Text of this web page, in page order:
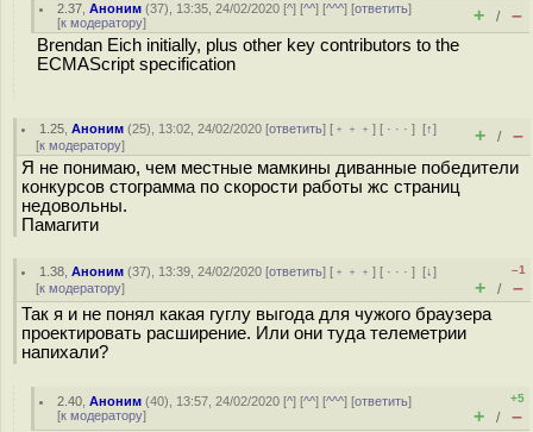
2.37 ,Аноним (37), 13:35, 24/02/2020 [^] [^^] [^^^] [ответить]
[к модератору] + / –
Brendan Eich initially, plus other key contributors to the
ECMAScript specification
1.25 ,Аноним (25), 13:02, 24/02/2020 [ответить] [ ﹢﹢﹢] [ · · ·][↑]
[к модератору] + / –
Я не понимаю, чем местные мамкины диванные победители
конкурсов стограмма по скорости работы жс страниц
недовольны.
Памагити
1.38 ,Аноним (37), 13:39, 24/02/2020 [ответить] [ ﹢﹢﹢] [ · · ·][↓]
[к модератору]
–1
+ / –
Так я и не понял какая гуглу выгода для чужого браузера
проектировать расширение. Или они туда телеметрии
напихали?
2.40 ,Аноним (40), 13:57, 24/02/2020 [^] [^^] [^^^] [ответить]
[к модератору]
+5
+ / –